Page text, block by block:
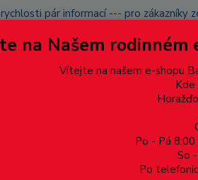
pár informací --- pro
důvodu zásilku nevyzvednete,
přidán na blacklist a
Doprava a platba Více
na Našem rodinném
Vítejte na našem e-shopu
Kde
Po - Pá
So
Po